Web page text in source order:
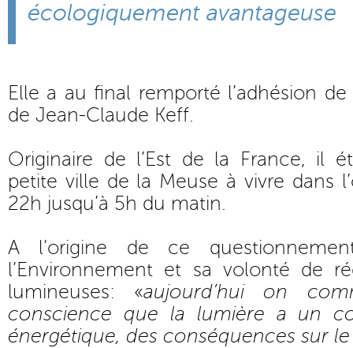
écologiquement avantageuse
Elle a au final remporté l’adhésion
de Jean-Claude Keff.
Originaire de l’Est de la France, il
petite ville de la Meuse à vivre dans
22h jusqu’à 5h du matin.
A l’origine de ce
l’Environnement et sa volonté de
lumineuses: «aujourd’hui on
conscience que la lumière a un
énergétique, des conséquences sur